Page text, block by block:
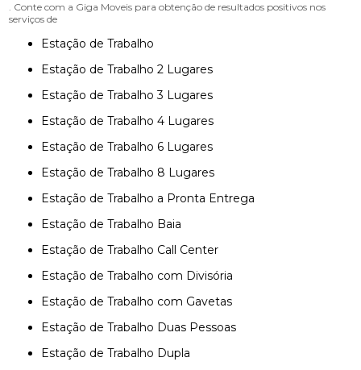
. Conte com a Giga Moveis para obtenção de resultados positivos nos
serviços de
Estação de Trabalho
Estação de Trabalho 2 Lugares
Estação de Trabalho 3 Lugares
Estação de Trabalho 4 Lugares
Estação de Trabalho 6 Lugares
Estação de Trabalho 8 Lugares
Estação de Trabalho a Pronta Entrega
Estação de Trabalho Baia
Estação de Trabalho Call Center
Estação de Trabalho com Divisória
Estação de Trabalho com Gavetas
Estação de Trabalho Duas Pessoas
Estação de Trabalho Dupla